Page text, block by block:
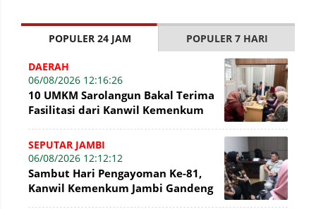
POPULER 24 JAM POPULER 7 HARI
DAERAH
06/08/2026 12:16:26
10 UMKM Sarolangun Bakal Terima
Fasilitasi dari Kanwil Kemenkum
SEPUTAR JAMBI
06/08/2026 12:12:12
Sambut Hari Pengayoman Ke-81,
Kanwil Kemenkum Jambi Gandeng